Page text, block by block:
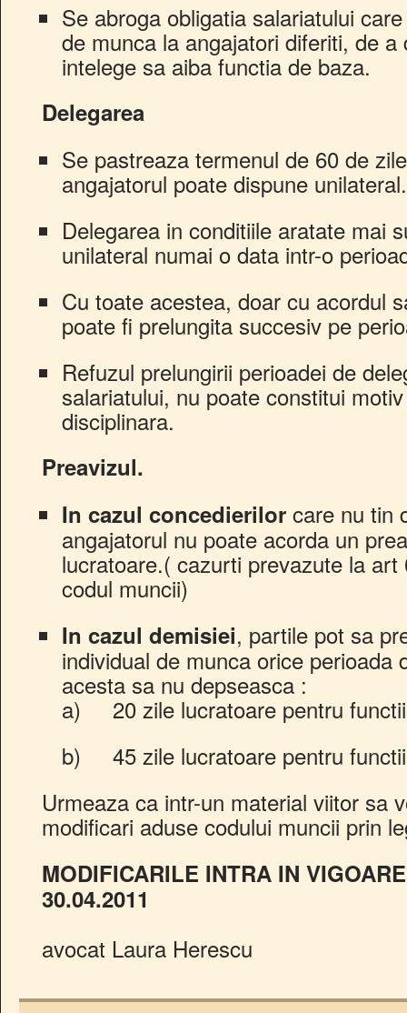
Se abroga obligatia salariatului
de munca la angajatori diferiti, de
intelege sa aiba functia de baza.
Delegarea
Se pastreaza termenul de 60 de
angajatorul poate dispune
Delegarea in conditiile aratate mai
unilateral numai o data intr-o
Cu toate acestea, doar cu acordul
poate fi prelungita succesiv pe
Refuzul prelungirii perioadei de
salariatului, nu poate constitui
disciplinara.
Preavizul.
In cazul concedierilorcare nu tin
angajatorul nu poate acorda un
lucratoare.( cazurti prevazute la
codul muncii)
In cazul demisiei, partile pot sa
individual de munca orice perioada
acesta sa nu depseasca :
a) 20 zile lucratoare pentru functii
b) 45 zile lucratoare pentru
Urmeaza ca intr-un material viitor sa
modificari aduse codului muncii prin
MODIFICARILE INTRA IN
30.04.2011
avocat Laura Herescu